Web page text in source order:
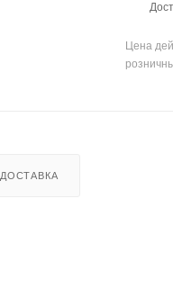
Цена
ДОСТАВКА